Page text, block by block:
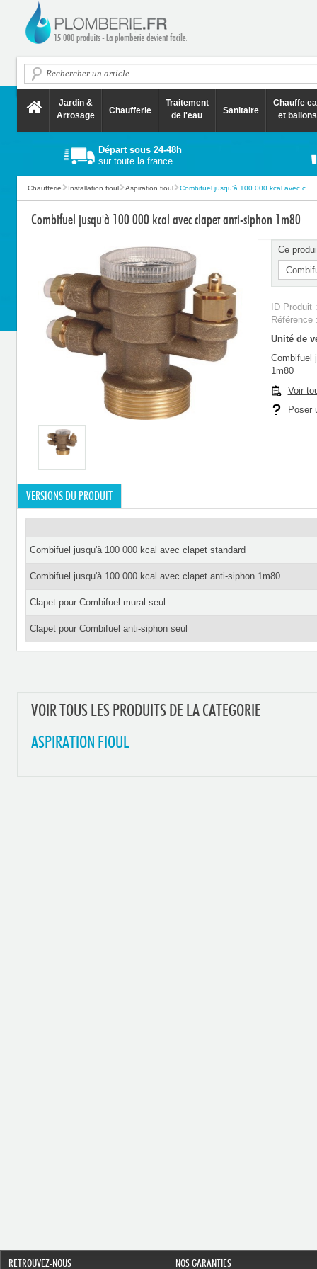
Jardin &
Arrosage
Chaufferie
Traitement
de l'eau
Sanitaire
Chauffe
et ballons
Départ sous 24-48h
sur toute la france
Chaufferie Installation fioul Aspiration fioul Combifuel jusqu'à 100 000 kcal avec c...
Combifuel jusqu'à 100 000 kcal avec clapet anti-siphon 1m80
Ce
ID Produit
Unité de
Combifuel
1m80
Voir
Poser
VERSIONS DU PRODUIT
Combifuel jusqu'à 100 000 kcal avec clapet standard
Combifuel jusqu'à 100 000 kcal avec clapet anti-siphon 1m80
Clapet pour Combifuel mural seul
Clapet pour Combifuel anti-siphon seul
VOIR TOUS LES PRODUITS DE LA CATEGORIE
ASPIRATION FIOUL
RETROUVEZ-NOUS NOS GARANTIES